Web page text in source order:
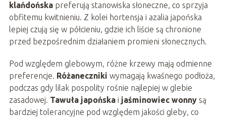
klańdońskapreferują stanowiska słoneczne, co sprzyja
obfitemu kwitnieniu. Z kolei hortensja i azalia japońska
lepiej czują się w półcieniu, gdzie ich liście są chronione
przed bezpośrednim działaniem promieni słonecznych.
Pod względem glebowym, różne krzewy mają odmienne
preferencje. Różaneczniki wymagają kwaśnego podłoża,
podczas gdy lilak pospolity rośnie najlepiej w glebie
zasadowej. Tawuła japońskai jaśminowiec wonnysą
bardziej tolerancyjne pod względem jakości gleby, co